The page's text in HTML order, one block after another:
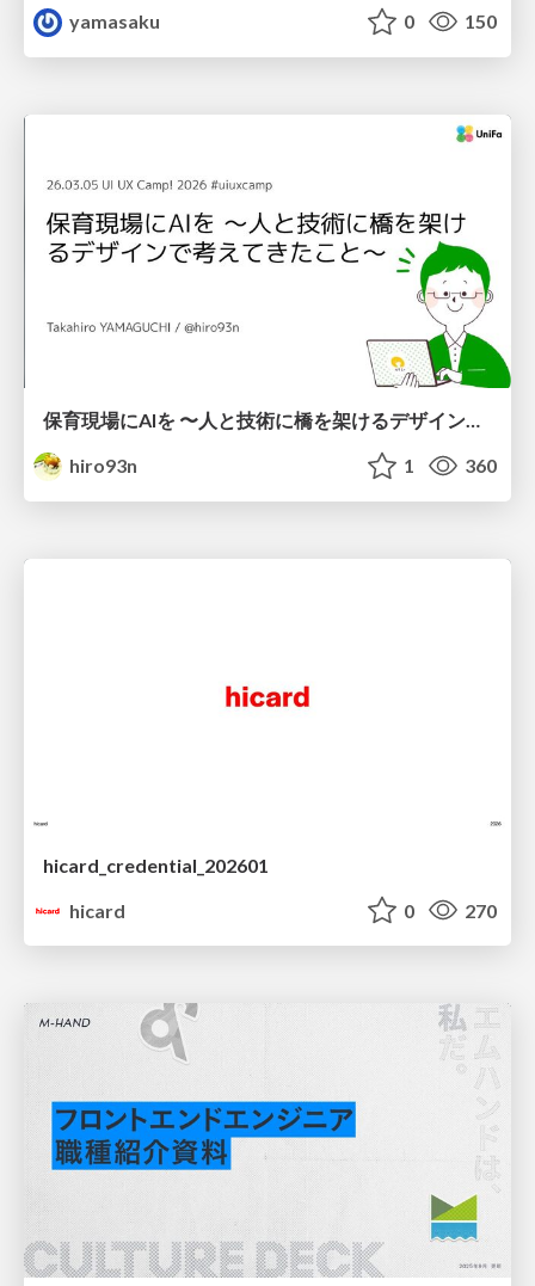
yamasaku 0 150
保育現場にAIを 〜人と技術に橋を架けるデザインで考えてきたこと〜 uiuxcamp2026-hoiku-ai-design
hiro93n
1 360
hicard_credential_202601
hicard
0 270